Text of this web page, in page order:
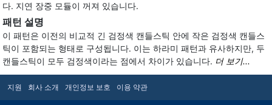
다. 지연 장중 모듈이 꺼져 있습니다.
패턴 설명
이 패턴은 이전의 비교적 긴 검정색 캔들스틱 안에 작은 검정색 캔들스
틱이 포함되는 형태로 구성됩니다. 이는 하라미 패턴과 유사하지만, 두
캔들스틱이 모두 검정색이라는 점에서 차이가 있습니다. 더 보기...
지원 회사 소개 개인정보 보호 이용 약관